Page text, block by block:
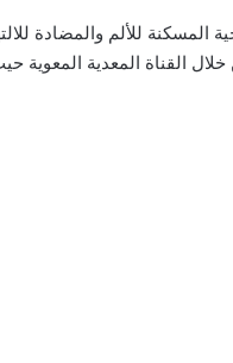
المسكنة للألم والمضادة
القناة المعدية